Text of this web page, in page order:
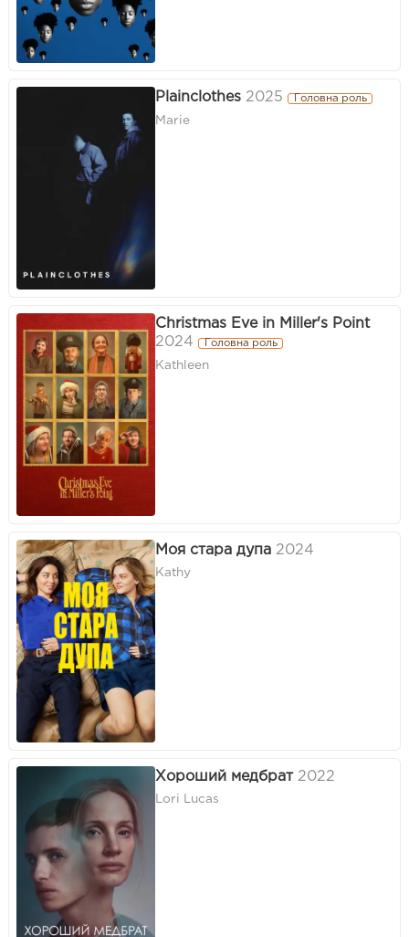
Plainclothes 2025 Головна роль
Marie
Christmas Eve in Miller's Point
2024
Головна роль
Kathleen
Моя стара дупа 2024
Kathy
Хороший медбрат 2022
Lori Lucas